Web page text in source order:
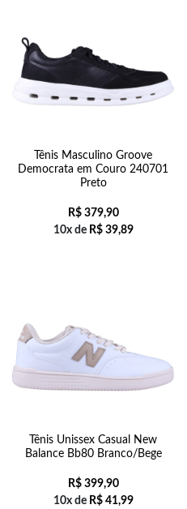
Tênis Masculino Groove
Democrata em Couro 240701
Preto
R$379,90
10x de R$39,89
Tênis Unissex Casual New
Balance Bb80 Branco/Bege
R$399,90
10x de R$41,99